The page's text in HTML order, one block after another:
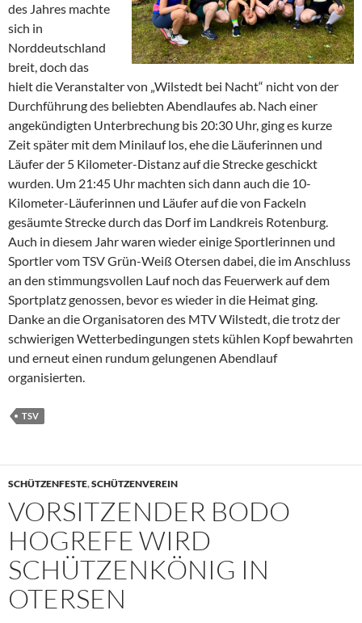
des Jahres machte
sich in
Norddeutschland
breit, doch das
hielt die Veranstalter von „Wilstedt bei Nacht“ nicht von der
Durchführung des beliebten Abendlaufes ab. Nach einer
angekündigten Unterbrechung bis 20:30 Uhr, ging es kurze
Zeit später mit dem Minilauf los, ehe die Läuferinnen und
Läufer der 5 Kilometer-Distanz auf die Strecke geschickt
wurden. Um 21:45 Uhr machten sich dann auch die 10-
Kilometer-Läuferinnen und Läufer auf die von Fackeln
gesäumte Strecke durch das Dorf im Landkreis Rotenburg.
Auch in diesem Jahr waren wieder einige Sportlerinnen und
Sportler vom TSV Grün-Weiß Otersen dabei, die im Anschluss
an den stimmungsvollen Lauf noch das Feuerwerk auf dem
Sportplatz genossen, bevor es wieder in die Heimat ging.
Danke an die Organisatoren des MTV Wilstedt, die trotz der
schwierigen Wetterbedingungen stets kühlen Kopf bewahrten
und erneut einen rundum gelungenen Abendlauf
organisierten.
TSV
SCHÜTZENFESTE,SCHÜTZENVEREIN
VORSITZENDER BODO
HOGREFE WIRD
SCHÜTZENKÖNIG IN
OTERSEN